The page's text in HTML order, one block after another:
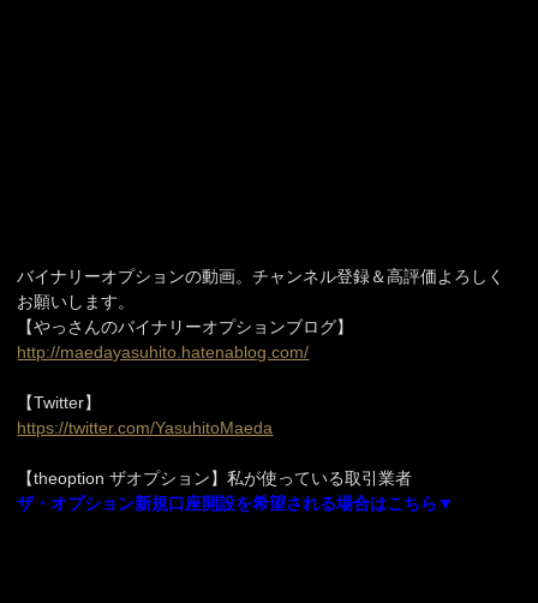
バイナリーオプションの動画。チャンネル登録＆高評価よろしく
お願いします。
【やっさんのバイナリーオプションブログ】
http://maedayasuhito.hatenablog.com/
【Twitter】
https://twitter.com/YasuhitoMaeda
【theoption ザオプション】私が使っている取引業者
ザ・オプション新規口座開設を希望される場合はこちら▼